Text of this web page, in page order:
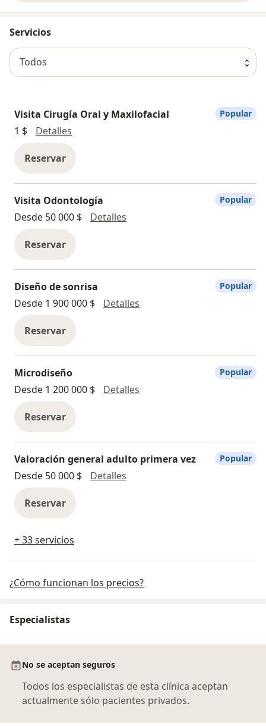
Servicios
Todos
Visita Cirugía Oral y Maxilofacial
1 $
Detalles
Reservar
Popular
Visita Odontología
Desde 50 000 $
Detalles
Reservar
Popular
Diseño de sonrisa
Desde 1 900 000 $
Detalles
Reservar
Popular
Microdiseño
Desde 1 200 000 $
Detalles
Reservar
Popular
Valoración general adulto primera vez
Desde 50 000 $
Detalles
Reservar
Popular
+ 33 servicios
¿Cómo funcionan los precios?
Especialistas
No se aceptan seguros
Todos los especialistas de esta clínica aceptan
actualmente sólo pacientes privados.